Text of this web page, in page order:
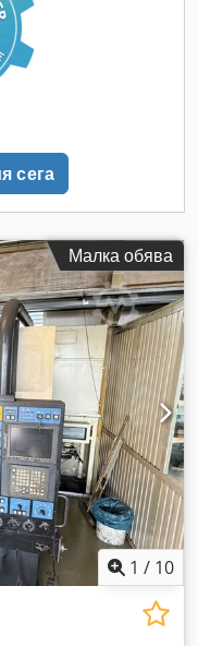
сега
Малка обява
1 / 10